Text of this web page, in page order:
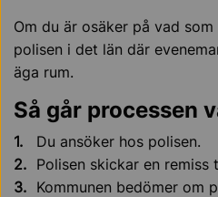
Om du är osäker på vad
polisen i det län där
äga rum.
Så går processen
Du ansöker hos polisen.
Polisen skickar en remiss
Kommunen bedömer om